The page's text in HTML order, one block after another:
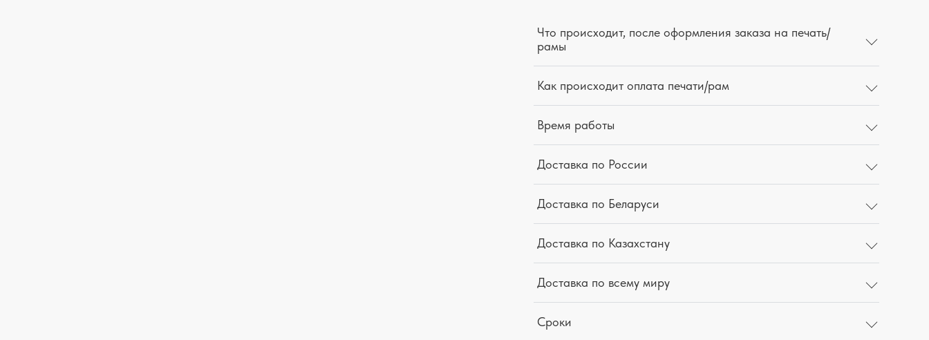
Что происходит, после оформления заказа на печать/
рамы
Как происходит оплата печати/рам
Время работы
Доставка по России
Доставка по Беларуси
Доставка по Казахстану
Доставка по всему миру
Сроки